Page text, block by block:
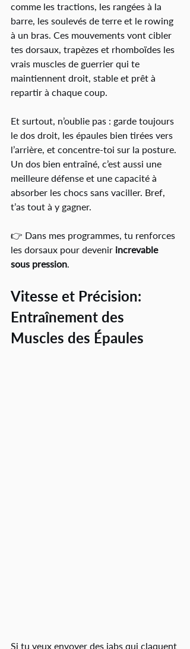
comme les tractions, les rangées à la
barre, les soulevés de terre et le rowing
à un bras. Ces mouvements vont cibler
tes dorsaux, trapèzes et rhomboïdes les
vrais muscles de guerrier qui te
maintiennent droit, stable et prêt à
repartir à chaque coup.
Et surtout, n’oublie pas : garde toujours
le dos droit, les épaules bien tirées vers
l’arrière, et concentre-toi sur la posture.
Un dos bien entraîné, c’est aussi une
meilleure défense et une capacité à
absorber les chocs sans vaciller. Bref,
t’as tout à y gagner.
👉 Dans mes programmes, tu renforces
les dorsaux pour devenir increvable
sous pression
Vitesse et Précision:
Entraînement des
Muscles des Épaules
Si tu veux envoyer des jabs qui claquent